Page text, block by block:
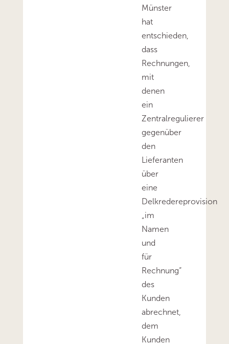
Münster
hat
entschieden,
dass
Rechnungen,
mit
denen
ein
Zentralregulierer
gegenüber
den
Lieferanten
über
eine
Delkredereprovision
„im
Namen
und
für
Rechnung“
des
Kunden
abrechnet,
dem
Kunden